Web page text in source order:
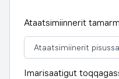
Ataatsimiinnerit
Ataatsimiinerit
Imarisaatigut